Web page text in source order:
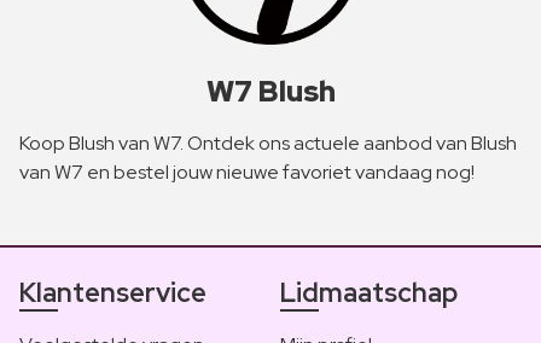
W7 Blush
Koop Blush van W7. Ontdek ons actuele aanbod van Blush
van W7 en bestel jouw nieuwe favoriet vandaag nog!
Klantenservice Lidmaatschap